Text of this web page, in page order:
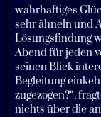
wahrhaftiges
sehr ähneln und
Lösungsfindung
Abend für jeden
seinen Blick
Begleitung
zugezogen?“,
nichts über die